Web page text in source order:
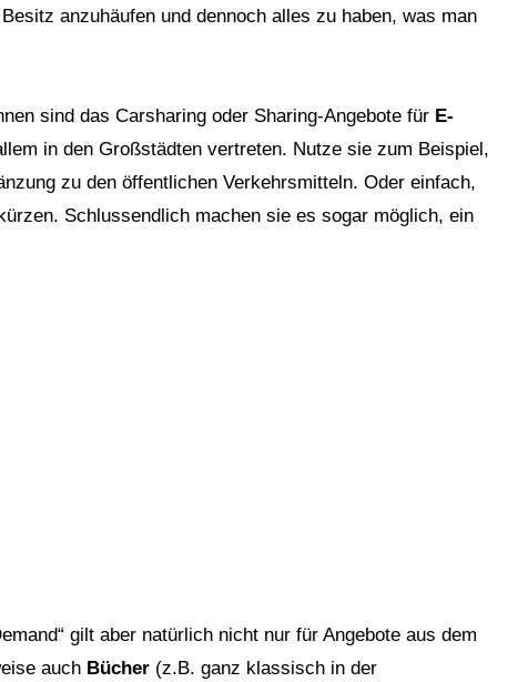
anzuhäufen und dennoch alles zu haben, was man
sind das Carsharing oder Sharing-Angebote für E-
in den Großstädten vertreten. Nutze sie zum Beispiel,
zu den öffentlichen Verkehrsmitteln. Oder einfach,
Schlussendlich machen sie es sogar möglich, ein
gilt aber natürlich nicht nur für Angebote aus dem
auch Bücher (z.B. ganz klassisch in der